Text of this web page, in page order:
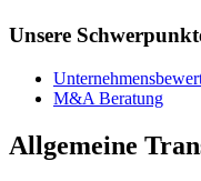
Unsere
M&A Beratung
Allgemeine